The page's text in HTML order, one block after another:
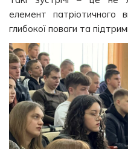
елемент патріотичного
глибокої поваги та